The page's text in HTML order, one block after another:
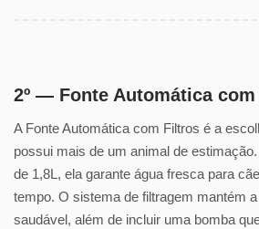
2º — Fonte Automática
A Fonte Automática com Filtros é a
possui mais de um animal de
de 1,8L, ela garante água fresca para
tempo. O sistema de filtragem mantém
saudável, além de incluir uma bomba